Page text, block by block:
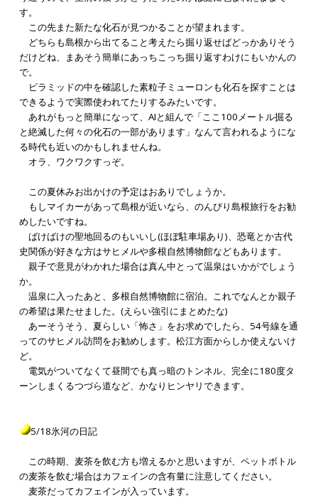
す。
この先また新たな化石が見つかることが望まれます。
どちらも島根から出てること考えたら掘り返せばどっかありそう
だけどね、まあそう簡単にあっちこっち掘り返すわけにもいかんの
で。
ピラミッドの中を確認した素粒子ミューロンも化石を探すことは
できるようで実際使われてたりするみたいです。
あれがもっと簡単になって、AIと組んで「ここ100メートル掘る
と絶滅した何々の化石の一部があります」なんて言われるようにな
る時代も近いのかもしれませんね。
オラ、ワクワクすっぞ。
この夏休みお出かけの予定はおありでしょうか。
もしマイカーがあって島根が近いなら、のんびり島根旅行をお勧
めしたいですね。
ばけばけの聖地回るのもいいし(ほぼ駐車場あり)、恐竜とか古代
史関係が好きな方はサヒメルや多根自然博物館などもあります。
親子で意見がわかれた場合は真ん中とって温泉はいかがでしょう
か。
温泉に入ったあと、多根自然博物館に宿泊。これでなんとか親子
の希望は果たせました。(えらい強引にまとめたな)
あーそうそう、夏らしい「怖さ」をお求めでしたら、54号線を通
ってのサヒメル訪問をお勧めします。松江方面からしか使えないけ
ど。
電気がついてなくて昼間でも真っ暗のトンネル、完全に180度タ
ーンしまくるつづら道など、かなりヒンヤリできます。
5/18氷河の日記
この時期、麦茶を飲む方も増えるかと思いますが、ペットボトル
の麦茶を飲む場合はカフェインの含有量に注意してください。
麦茶だってカフェインが入っています。